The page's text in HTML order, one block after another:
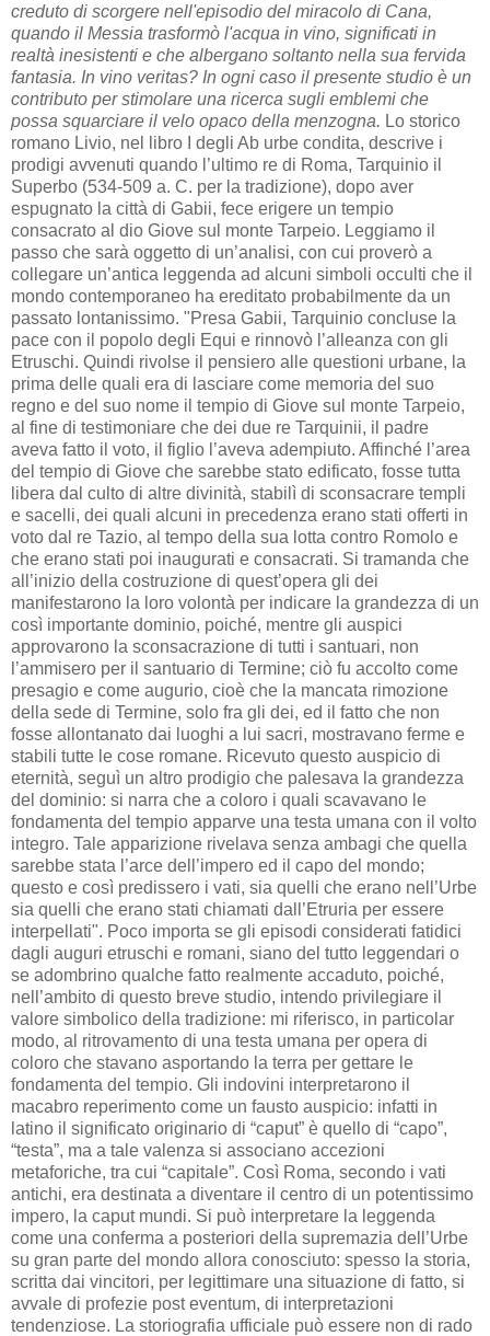
creduto di scorgere nell'episodio del miracolo di Cana,
quando il Messia trasformò l'acqua in vino, significati in
realtà inesistenti e che albergano soltanto nella sua fervida
fantasia. In vino veritas? In ogni caso il presente studio è un
contributo per stimolare una ricerca sugli emblemi che
possa squarciare il velo opaco della menzogna. Lo storico
romano Livio, nel libro I degli Ab urbe condita, descrive i
prodigi avvenuti quando l’ultimo re di Roma, Tarquinio il
Superbo (534-509 a. C. per la tradizione), dopo aver
espugnato la città di Gabii, fece erigere un tempio
consacrato al dio Giove sul monte Tarpeio. Leggiamo il
passo che sarà oggetto di un’analisi, con cui proverò a
collegare un’antica leggenda ad alcuni simboli occulti che il
mondo contemporaneo ha ereditato probabilmente da un
passato lontanissimo. "Presa Gabii, Tarquinio concluse la
pace con il popolo degli Equi e rinnovò l’alleanza con gli
Etruschi. Quindi rivolse il pensiero alle questioni urbane, la
prima delle quali era di lasciare come memoria del suo
regno e del suo nome il tempio di Giove sul monte Tarpeio,
al fine di testimoniare che dei due re Tarquinii, il padre
aveva fatto il voto, il figlio l’aveva adempiuto. Affinché l’area
del tempio di Giove che sarebbe stato edificato, fosse tutta
libera dal culto di altre divinità, stabilì di sconsacrare templi
e sacelli, dei quali alcuni in precedenza erano stati offerti in
voto dal re Tazio, al tempo della sua lotta contro Romolo e
che erano stati poi inaugurati e consacrati. Si tramanda che
all’inizio della costruzione di quest’opera gli dei
manifestarono la loro volontà per indicare la grandezza di un
così importante dominio, poiché, mentre gli auspici
approvarono la sconsacrazione di tutti i santuari, non
l’ammisero per il santuario di Termine; ciò fu accolto come
presagio e come augurio, cioè che la mancata rimozione
della sede di Termine, solo fra gli dei, ed il fatto che non
fosse allontanato dai luoghi a lui sacri, mostravano ferme e
stabili tutte le cose romane. Ricevuto questo auspicio di
eternità, seguì un altro prodigio che palesava la grandezza
del dominio: si narra che a coloro i quali scavavano le
fondamenta del tempio apparve una testa umana con il volto
integro. Tale apparizione rivelava senza ambagi che quella
sarebbe stata l’arce dell’impero ed il capo del mondo;
questo e così predissero i vati, sia quelli che erano nell’Urbe
sia quelli che erano stati chiamati dall’Etruria per essere
interpellati". Poco importa se gli episodi considerati fatidici
dagli auguri etruschi e romani, siano del tutto leggendari o
se adombrino qualche fatto realmente accaduto, poiché,
nell’ambito di questo breve studio, intendo privilegiare il
valore simbolico della tradizione: mi riferisco, in particolar
modo, al ritrovamento di una testa umana per opera di
coloro che stavano asportando la terra per gettare le
fondamenta del tempio. Gli indovini interpretarono il
macabro reperimento come un fausto auspicio: infatti in
latino il significato originario di “caput” è quello di “capo”,
“testa”, ma a tale valenza si associano accezioni
metaforiche, tra cui “capitale”. Così Roma, secondo i vati
antichi, era destinata a diventare il centro di un potentissimo
impero, la caput mundi. Si può interpretare la leggenda
come una conferma a posteriori della supremazia dell’Urbe
su gran parte del mondo allora conosciuto: spesso la storia,
scritta dai vincitori, per legittimare una situazione di fatto, si
avvale di profezie post eventum, di interpretazioni
tendenziose. La storiografia ufficiale può essere non di rado